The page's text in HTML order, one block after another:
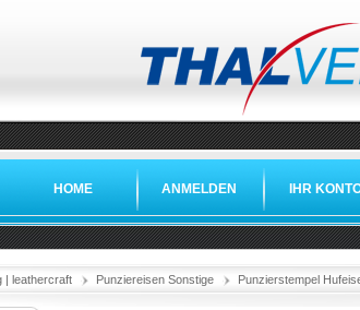
HOME ANMELDEN IHR
| leathercraft Punziereisen Sonstige Punzierstempel